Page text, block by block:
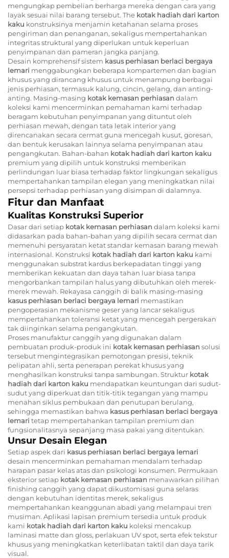
mengungkap pembelian berharga mereka dengan cara yang
layak sesuai nilai barang tersebut. The kotak hadiah dari karton
kaku konstruksinya menjamin ketahanan selama proses
pengiriman dan penanganan, sekaligus mempertahankan
integritas struktural yang diperlukan untuk keperluan
penyimpanan dan pameran jangka panjang.
Desain komprehensif sistem kasus perhiasan berlaci bergaya
lemari menggabungkan beberapa kompartemen dan bagian
khusus yang dirancang khusus untuk menampung berbagai
jenis perhiasan, termasuk kalung, cincin, gelang, dan anting-
anting. Masing-masing kotak kemasan perhiasan dalam
koleksi kami mencerminkan pemahaman kami terhadap
beragam kebutuhan penyimpanan yang dituntut oleh
perhiasan mewah, dengan tata letak interior yang
direncanakan secara cermat guna mencegah kusut, goresan,
dan bentuk kerusakan lainnya selama penyimpanan atau
pengangkutan. Bahan-bahan kotak hadiah dari karton kaku
premium yang dipilih untuk konstruksi memberikan
perlindungan luar biasa terhadap faktor lingkungan sekaligus
mempertahankan tampilan elegan yang meningkatkan nilai
persepsi terhadap perhiasan yang disimpan di dalamnya.
Fitur dan Manfaat
Kualitas Konstruksi Superior
Dasar dari setiap kotak kemasan perhiasan dalam koleksi kami
didasarkan pada bahan-bahan yang dipilih secara cermat dan
memenuhi persyaratan ketat standar kemasan barang mewah
internasional. Konstruksi kotak hadiah dari karton kaku kami
menggunakan substrat kardus berkepadatan tinggi yang
memberikan kekuatan dan daya tahan luar biasa tanpa
mengorbankan tampilan halus yang dibutuhkan oleh merek-
merek mewah. Rekayasa canggih di balik masing-masing
kasus perhiasan berlaci bergaya lemari memastikan
pengoperasian mekanisme geser yang lancar sekaligus
mempertahankan toleransi ketat yang mencegah pergerakan
tak diinginkan selama pengangkutan.
Proses manufaktur canggih yang digunakan dalam
pembuatan produk-produk ini kotak kemasan perhiasan solusi
tersebut mengintegrasikan pemotongan presisi, teknik
pelipatan ahli, serta penerapan perekat khusus yang
menghasilkan konstruksi tanpa sambungan. Struktur kotak
hadiah dari karton kaku mendapatkan keuntungan dari sudut-
sudut yang diperkuat dan titik-titik tegangan yang mampu
menahan siklus pembukaan dan penutupan berulang,
sehingga memastikan bahwa kasus perhiasan berlaci bergaya
lemari tetap mempertahankan tampilan premium dan
fungsionalitasnya sepanjang masa pakai yang ditentukan.
Unsur Desain Elegan
Setiap aspek dari kasus perhiasan berlaci bergaya lemari
desain mencerminkan pemahaman mendalam terhadap
harapan pasar kelas atas dan psikologi konsumen. Permukaan
eksterior setiap kotak kemasan perhiasan menawarkan pilihan
finishing canggih yang dapat dikustomisasi guna selaras
dengan kebutuhan identitas merek, sekaligus
mempertahankan keanggunan abadi yang melampaui tren
musiman. Aplikasi lapisan premium tersedia untuk produk
kami kotak hadiah dari karton kaku koleksi mencakup
laminasi matte dan gloss, perlakuan UV spot, serta efek tekstur
khusus yang meningkatkan keterlibatan taktil dan daya tarik
visual.